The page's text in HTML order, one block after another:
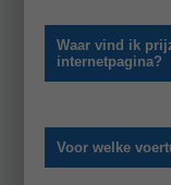
Waar vind ik
internetpagina?
Voor welke